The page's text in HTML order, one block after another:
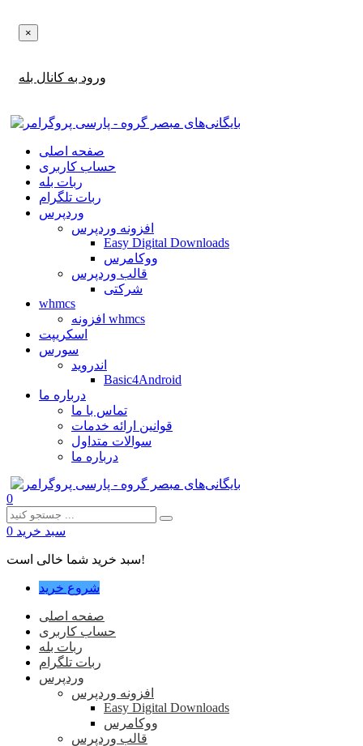
×
ورود به کانال بله
صفحه اصلی
حساب کاربری
ربات بله
ربات تلگرام
وردپرس
افزونه وردپرس
Easy Digital Downloads
ووکامرس
قالب وردپرس
شرکتی
whmcs
افزونه whmcs
اسکریپت
سورس
اندروید
Basic4Android
درباره ما
تماس با ما
قوانین ارائه خدمات
سوالات متداول
درباره ما
0
سبد خرید 0
سبد خرید شما خالی است!
شروع خرید
صفحه اصلی
حساب کاربری
ربات بله
ربات تلگرام
وردپرس
افزونه وردپرس
Easy Digital Downloads
ووکامرس
قالب وردپرس